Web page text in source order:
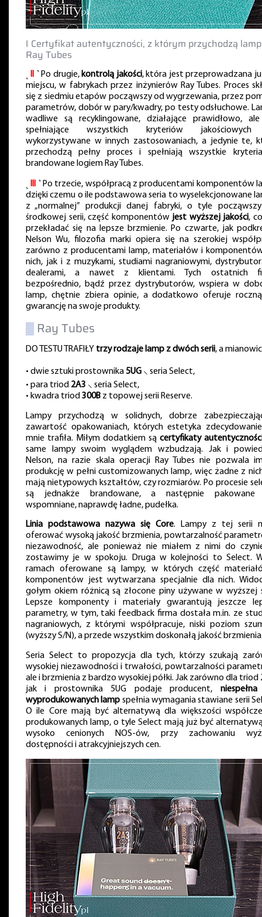
‖ Certyfikat autentyczności, z którym przychodzą
Ray Tubes
˻II ˺ Po drugie,kontrolą jakości, która jest przeprowadzana
miejscu, w fabrykach przez inżynierów Ray Tubes. Proces
się z siedmiu etapów począwszy od wygrzewania, przez
parametrów, dobór w pary/kwadry, po testy odsłuchowe.
wadliwe są recyklingowane, działające prawidłowo,
spełniające wszystkich kryteriów
wykorzystywane w innych zastosowaniach, a jedynie te,
przechodzą pełny proces i spełniają wszystkie
brandowane logiem Ray Tubes.
˺ Po trzecie, współpracą z producentami komponentów
dzięki czemu o ile podstawowa seria to wyselekcjonowane
z „normalnej” produkcji danej fabryki, o tyle
środkowej serii, część komponentów jest wyższej jakości,
przekładać się na lepsze brzmienie. Po czwarte, jak
Nelson Wu, filozofia marki opiera się na szerokiej
zarówno z producentami lamp, materiałów i
nich, jak i z muzykami, studiami nagraniowymi,
dealerami, a nawet z klientami. Tych ostatnich
bezpośrednio, bądź przez dystrybutorów, wspiera w
lamp, chętnie zbiera opinie, a dodatkowo oferuje
gwarancję na swoje produkty.
▒Ray Tubes
DO TESTU TRAFIŁY trzy rodzaje lamp z dwóch serii, a
• dwie sztuki prostownika 5UG ⸜ seria Select,
• para triod 2A3 ⸜ seria Select,
• kwadra triod 300B z topowej serii Reserve.
Lampy przychodzą w solidnych, dobrze
zawartość opakowaniach, których estetyka
mnie trafiła. Miłym dodatkiem są certyfikaty
same lampy swoim wyglądem wzbudzają. Jak i
Nelson, na razie skala operacji Ray Tubes nie pozwala
produkcję w pełni customizowanych lamp, więc żadne z
mają nietypowych kształtów, czy rozmiarów. Po procesie
są jednakże brandowane, a następnie
wspomniane, naprawdę ładne, pudełka.
Linia podstawowa nazywa się Core. Lampy z tej serii
oferować wysoką jakość brzmienia, powtarzalność
niezawodność, ale ponieważ nie miałem z nimi do
zostawimy je w spokoju. Druga w kolejności to Select.
ramach oferowane są lampy, w których część
komponentów jest wytwarzana specjalnie dla nich.
gołym okiem różnicą są złocone piny używane w wyższej
Lepsze komponenty i materiały gwarantują jeszcze
parametry, w tym, taki feedback firma dostała m.in. ze
nagraniowych, z którymi współpracuje, niski poziom
(wyższy S/N), a przede wszystkim doskonałą jakość
Seria Select to propozycja dla tych, którzy szukają
wysokiej niezawodności i trwałości, powtarzalności
ale i brzmienia z bardzo wysokiej półki. Jak zarówno dla triod
jak i prostownika 5UG podaje producent,
wyprodukowanych lamp spełnia wymagania stawiane serii
O ile Core mają być alternatywą dla większości
produkowanych lamp, o tyle Select mają już być
wysoko cenionych NOS-ów, przy zachowaniu
dostępności i atrakcyjniejszych cen.